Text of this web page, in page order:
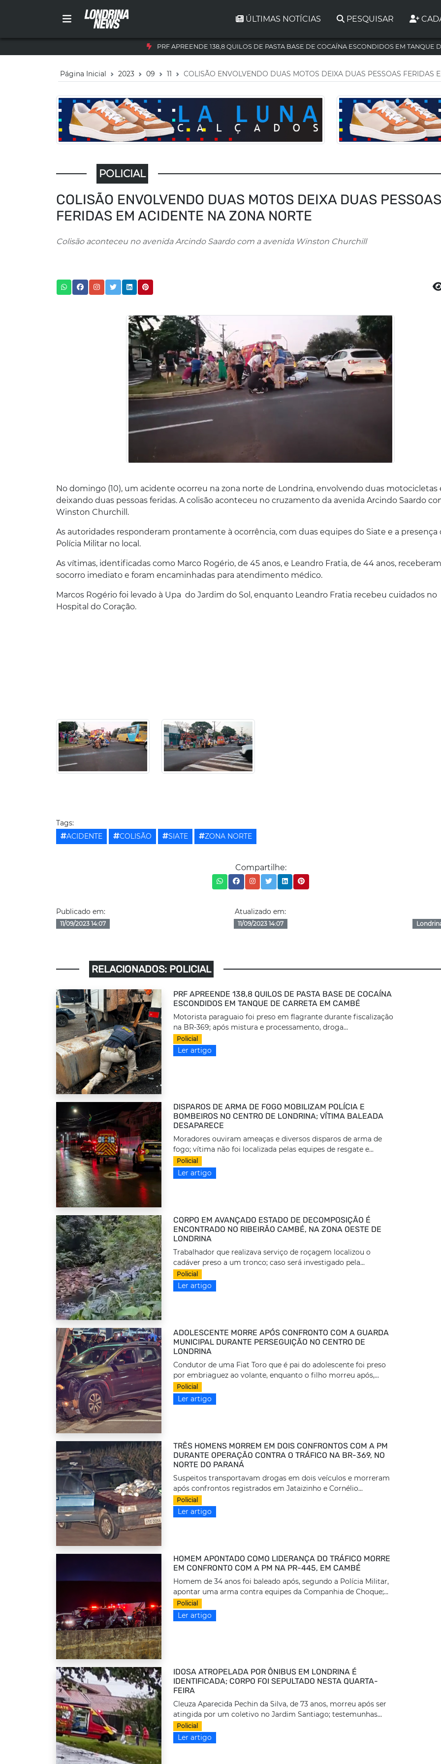
ÚLTIMAS NOTÍCIAS PESQUISAR
PRF APREENDE 138,8 QUILOS DE PASTA BASE DE COCAÍNA ESCONDIDOS EM TANQUE
Página Inicial 2023 09 11 COLISÃO ENVOLVENDO DUAS MOTOS DEIXA DUAS PESSOAS FERIDAS
POLICIAL
COLISÃO ENVOLVENDO DUAS MOTOS DEIXA DUAS PESSOAS
FERIDAS EM ACIDENTE NA ZONA NORTE
Colisão aconteceu no avenida Arcindo Saardo com a avenida Winston Churchill
No domingo (10), um acidente ocorreu na zona norte de Londrina, envolvendo duas motocicletas
deixando duas pessoas feridas. A colisão aconteceu no cruzamento da avenida Arcindo Saardo
Winston Churchill.
As autoridades responderam prontamente à ocorrência, com duas equipes do Siate e a presença
Polícia Militar no local.
As vítimas, identificadas como Marco Rogério, de 45 anos, e Leandro Fratia, de 44 anos, receberam
socorro imediato e foram encaminhadas para atendimento médico.
Marcos Rogério foi levado à Upa do Jardim do Sol, enquanto Leandro Fratia recebeu cuidados no
Hospital do Coração.
Tags:
ACIDENTE
COLISÃO SIATE ZONA NORTE
Compartilhe:
Publicado em:
11/09/2023 14:07
Atualizado em:
11/09/2023 14:07
RELACIONADOS: POLICIAL
PRF APREENDE 138,8 QUILOS DE PASTA BASE DE COCAÍNA
ESCONDIDOS EM TANQUE DE CARRETA EM CAMBÉ
Motorista paraguaio foi preso em flagrante durante fiscalização
na BR-369; após mistura e processamento, droga...
Policial
Ler artigo
DISPAROS DE ARMA DE FOGO MOBILIZAM POLÍCIA E
BOMBEIROS NO CENTRO DE LONDRINA; VÍTIMA BALEADA
DESAPARECE
Moradores ouviram ameaças e diversos disparos de arma de
fogo; vítima não foi localizada pelas equipes de resgate e...
Policial
Ler artigo
CORPO EM AVANÇADO ESTADO DE DECOMPOSIÇÃO É
ENCONTRADO NO RIBEIRÃO CAMBÉ, NA ZONA OESTE DE
LONDRINA
Trabalhador que realizava serviço de roçagem localizou o
cadáver preso a um tronco; caso será investigado pela...
Policial
Ler artigo
ADOLESCENTE MORRE APÓS CONFRONTO COM A GUARDA
MUNICIPAL DURANTE PERSEGUIÇÃO NO CENTRO DE
LONDRINA
Condutor de uma Fiat Toro que é pai do adolescente foi preso
por embriaguez ao volante, enquanto o filho morreu após,...
Policial
Ler artigo
TRÊS HOMENS MORREM EM DOIS CONFRONTOS COM A PM
DURANTE OPERAÇÃO CONTRA O TRÁFICO NA BR-369, NO
NORTE DO PARANÁ
Suspeitos transportavam drogas em dois veículos e morreram
após confrontos registrados em Jataizinho e Cornélio...
Policial
Ler artigo
HOMEM APONTADO COMO LIDERANÇA DO TRÁFICO MORRE
EM CONFRONTO COM A PM NA PR-445, EM CAMBÉ
Homem de 34 anos foi baleado após, segundo a Polícia Militar,
apontar uma arma contra equipes da Companhia de Choque;...
Policial
Ler artigo
IDOSA ATROPELADA POR ÔNIBUS EM LONDRINA É
IDENTIFICADA; CORPO FOI SEPULTADO NESTA QUARTA-
FEIRA
Cleuza Aparecida Pechin da Silva, de 73 anos, morreu após ser
atingida por um coletivo no Jardim Santiago; testemunhas...
Policial
Ler artigo